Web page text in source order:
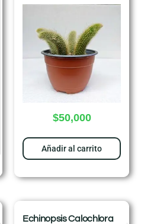
$50,000
Añadir al carrito
Echinopsis Calochlora